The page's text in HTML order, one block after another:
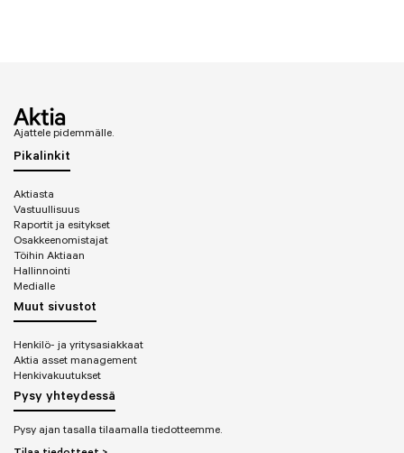
Ajattele pidemmälle.
Pikalinkit
Aktiasta
Vastuullisuus
Raportit ja esitykset
Osakkeenomistajat
Töihin Aktiaan
Hallinnointi
Medialle
Muut sivustot
Henkilö- ja yritysasiakkaat
Aktia asset management
Henkivakuutukset
Pysy yhteydessä
Pysy ajan tasalla tilaamalla tiedotteemme.